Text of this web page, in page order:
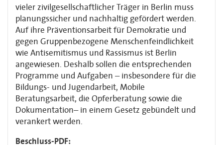
vieler zivilgesellschaftlicher Träger in Berlin muss
planungssicher und nachhaltig gefördert werden.
Auf ihre Präventionsarbeit für Demokratie und
gegen Gruppenbezogene Menschenfeindlichkeit
wie Antisemitismus und Rassismus ist Berlin
angewiesen. Deshalb sollen die entsprechenden
Programme und Aufgaben – insbesondere für die
Bildungs- und Jugendarbeit, Mobile
Beratungsarbeit, die Opferberatung sowie die
Dokumentation– in einem Gesetz gebündelt und
verankert werden.
Beschluss-PDF: